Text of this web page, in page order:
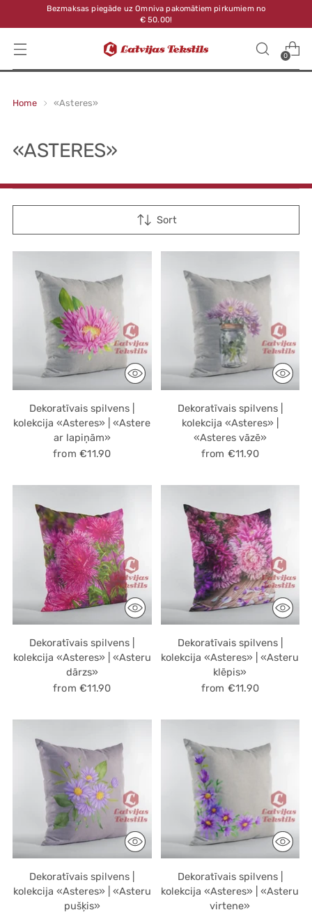
Bezmaksas piegāde uz Omniva pakomātiem pirkumiem no
€ 50.00!
0
Home «Asteres»
«ASTERES»
Sort
Dekoratīvais spilvens |
kolekcija «Asteres» | «Astere
ar lapiņām»
from €11.90
Dekoratīvais spilvens |
kolekcija «Asteres» |
«Asteres vāzē»
from €11.90
Dekoratīvais spilvens |
kolekcija «Asteres» | «Asteru
dārzs»
from €11.90
Dekoratīvais spilvens |
kolekcija «Asteres» | «Asteru
klēpis»
from €11.90
Dekoratīvais spilvens |
kolekcija «Asteres» | «Asteru
pušķis»
Dekoratīvais spilvens |
kolekcija «Asteres» | «Asteru
virtene»